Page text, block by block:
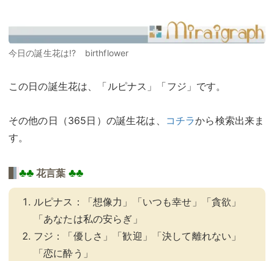
今日の誕生花は!? birthflower
この日の誕生花は、「ルピナス」「フジ」です。
その他の日（365日）の誕生花は、 コチラから検索出来ま
す。
♣♣花言葉 ♣♣
ルピナス：「想像力」「いつも幸せ」「貪欲」
「あなたは私の安らぎ」
フジ：「優しさ」「歓迎」「決して離れない」
「恋に酔う」